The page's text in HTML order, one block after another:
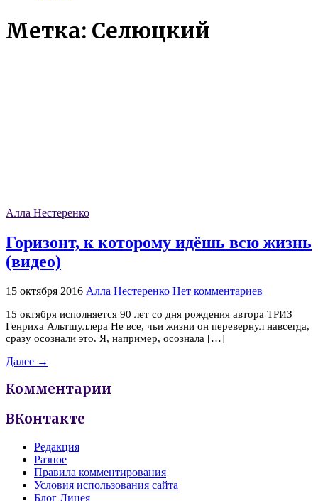
Метка: Селюцкий
Алла Нестеренко
Горизонт, к которому идёшь всю жизнь
(видео)
15 октября 2016 Алла Нестеренко Нет комментариев
15 октября исполняется 90 лет со дня рождения автора ТРИЗ
Генриха Альтшуллера Не все, чьи жизни он перевернул навсегда,
сразу осознали это. Я, например, осознала […]
Далее →
Комментарии
ВКонтакте
Редакция
Разное
Правила комментирования
Условия использования сайта
Блог Лицея